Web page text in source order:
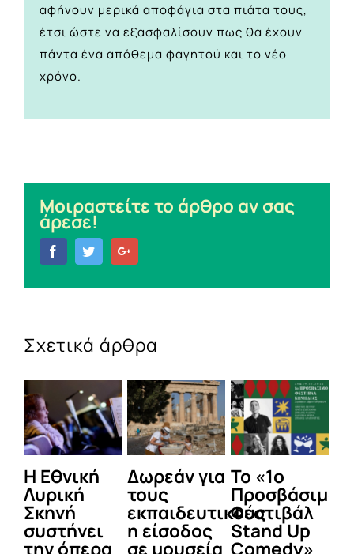
αφήνουν μερικά αποφάγια στα πιάτα τους,
έτσι ώστε να εξασφαλίσουν πως θα έχουν
πάντα ένα απόθεμα φαγητού και το νέο
χρόνο.
Μοιραστείτε το άρθρο αν σας
άρεσε!
FacebookTwitter
Σχετικά άρθρα
Η Εθνική
Λυρική
Σκηνή
συστήνει
την όπερα
Δωρεάν για
τους
εκπαιδευτικούς
η είσοδος
σε μουσεία
Το «1ο
Προσβάσιμο
Φεστιβάλ
Stand Up
Comedy»